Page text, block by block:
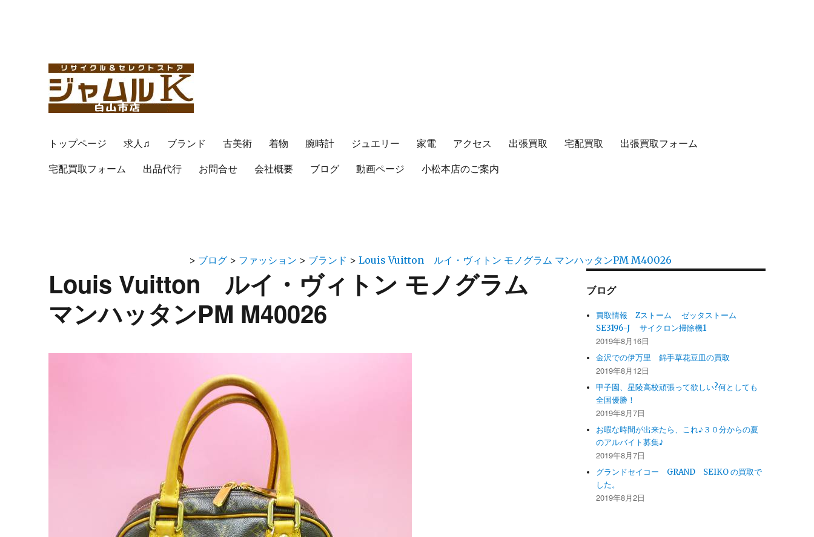
トップページ 求人♫ ブランド 古美術 着物 腕時計 ジュエリー 家電 アクセス 出張買取 宅配買取
出張買取フォーム
宅配買取フォーム
出品代行 お問合せ 会社概要 ブログ 動画ページ 小松本店のご案内
> ブログ > ファッション > ブランド >Louis Vuitton ルイ・ヴィトン モノグラム マンハッタンPM M40026
Louis Vuitton ルイ・ヴィトン モノグラム
マンハッタンPM M40026
ブログ
買取情報 Zストーム ゼッタストーム
SE3196-J サイクロン掃除機1
2019年8月16日
金沢での伊万里 錦手草花豆皿の買取
2019年8月12日
甲子園、星陵高校頑張って欲しい?何としても
全国優勝！
2019年8月7日
お暇な時間が出来たら、これ♪３０分からの夏
のアルバイト募集♪
2019年8月7日
グランドセイコー GRAND SEIKO の買取で
した。
2019年8月2日